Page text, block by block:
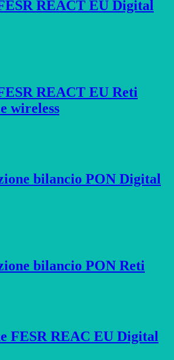
REACT EU Digital
REACT EU Reti
wireless
bilancio PON Digital
bilancio PON Reti
FESR REAC EU Digital